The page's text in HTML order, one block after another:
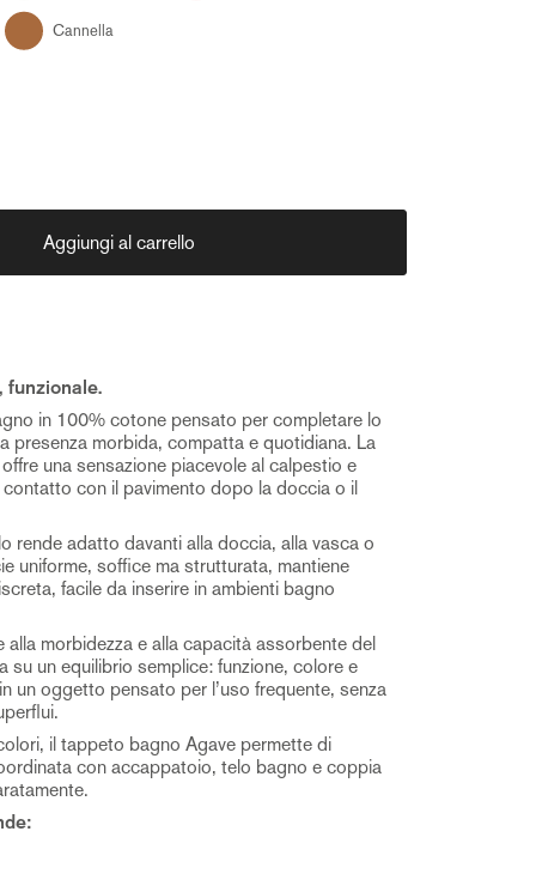
Cannella
Aggiungi al carrello
funzionale.
in 100% cotone pensato per completare lo
presenza morbida, compatta e quotidiana. La
una sensazione piacevole al calpestio e
con il pavimento dopo la doccia o il
rende adatto davanti alla doccia, alla vasca o
uniforme, soffice ma strutturata, mantiene
facile da inserire in ambienti bagno
morbidezza e alla capacità assorbente del
su un equilibrio semplice: funzione, colore e
un oggetto pensato per l’uso frequente, senza
il tappeto bagno Agave permette di
con accappatoio, telo bagno e coppia